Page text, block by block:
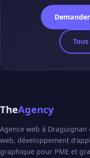
TheAgency
Agence web à
web, développement
graphique pour PME et